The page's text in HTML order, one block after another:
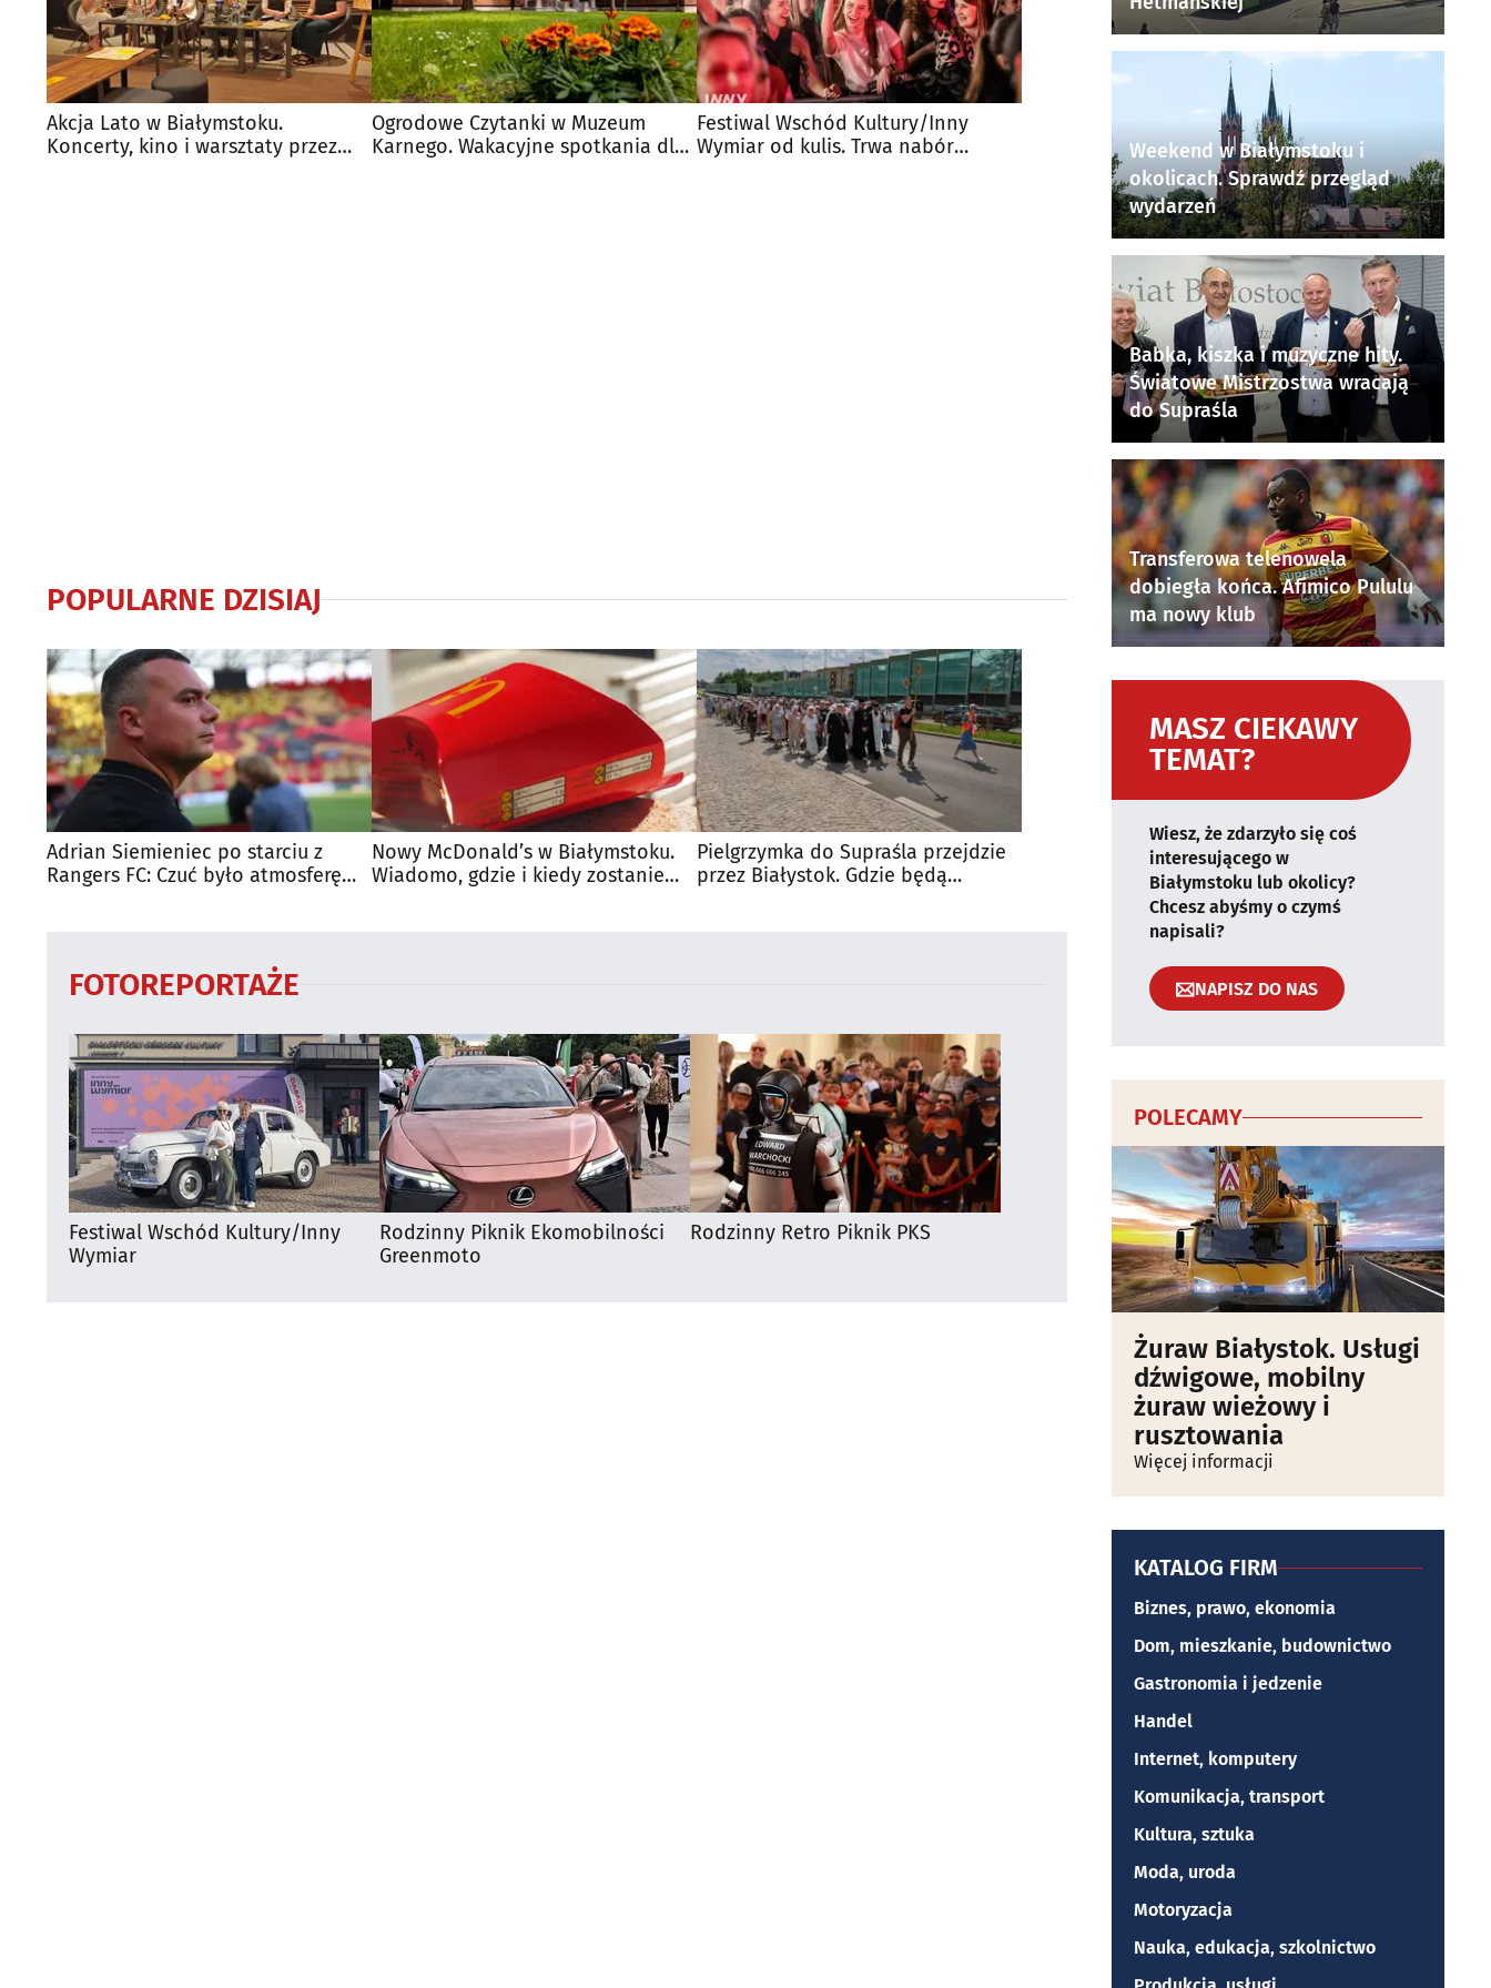
Akcja Lato w Białymstoku.
Koncerty, kino i warsztaty przez
Ogrodowe Czytanki w Muzeum
Karnego. Wakacyjne spotkania dla
Festiwal Wschód Kultury/Inny
Wymiar od kulis. Trwa nabór
POPULARNE DZISIAJ
Adrian Siemieniec po starciu z
Rangers FC: Czuć było atmosferę
Nowy McDonald’s w Białymstoku.
Wiadomo, gdzie i kiedy zostanie
Pielgrzymka do Supraśla przejdzie
przez Białystok. Gdzie będą
FOTOREPORTAŻE
Festiwal Wschód Kultury/Inny
Wymiar
Rodzinny Piknik Ekomobilności
Greenmoto
Rodzinny Retro Piknik PKS
Weekend w Białymstoku i
okolicach. Sprawdź przegląd
wydarzeń
Babka, kiszka i muzyczne hity.
Światowe Mistrzostwa wracają
do Supraśla
Transferowa telenowela
dobiegła końca. Afimico Pululu
ma nowy klub
MASZ CIEKAWY
TEMAT?
Wiesz, że zdarzyło się coś
interesującego w
Białymstoku lub okolicy?
Chcesz abyśmy o czymś
napisali?
NAPISZ DO NAS
POLECAMY
Żuraw Białystok. Usługi
dźwigowe, mobilny
żuraw wieżowy i
rusztowania
Więcej informacji
KATALOG FIRM
Biznes, prawo, ekonomia
Dom, mieszkanie, budownictwo
Gastronomia i jedzenie
Handel
Internet, komputery
Komunikacja, transport
Kultura, sztuka
Moda, uroda
Motoryzacja
Nauka, edukacja, szkolnictwo